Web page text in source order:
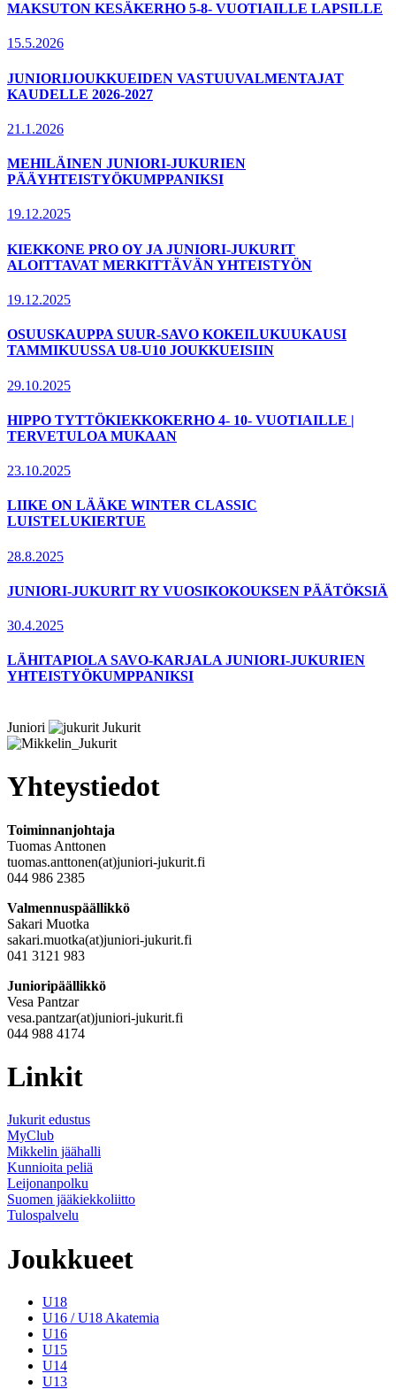
MAKSUTON KESÄKERHO 5-8- VUOTIAILLE LAPSILLE
15.5.2026
JUNIORIJOUKKUEIDEN VASTUUVALMENTAJAT
KAUDELLE 2026-2027
21.1.2026
MEHILÄINEN JUNIORI-JUKURIEN
PÄÄYHTEISTYÖKUMPPANIKSI
19.12.2025
KIEKKONE PRO OY JA JUNIORI-JUKURIT
ALOITTAVAT MERKITTÄVÄN YHTEISTYÖN
19.12.2025
OSUUSKAUPPA SUUR-SAVO KOKEILUKUUKAUSI
TAMMIKUUSSA U8-U10 JOUKKUEISIIN
29.10.2025
HIPPO TYTTÖKIEKKOKERHO 4- 10- VUOTIAILLE |
TERVETULOA MUKAAN
23.10.2025
LIIKE ON LÄÄKE WINTER CLASSIC
LUISTELUKIERTUE
28.8.2025
JUNIORI-JUKURIT RY VUOSIKOKOUKSEN PÄÄTÖKSIÄ
30.4.2025
LÄHITAPIOLA SAVO-KARJALA JUNIORI-JUKURIEN
YHTEISTYÖKUMPPANIKSI
Juniori Jukurit
Yhteystiedot
Toiminnanjohtaja
Tuomas Anttonen
tuomas.anttonen(at)juniori-jukurit.fi
044 986 2385
Valmennuspäällikkö
Sakari Muotka
sakari.muotka(at)juniori-jukurit.fi
041 3121 983
Junioripäällikkö
Vesa Pantzar
vesa.pantzar(at)juniori-jukurit.fi
044 988 4174
Linkit
Jukurit edustus
MyClub
Mikkelin jäähalli
Kunnioita peliä
Leijonanpolku
Suomen jääkiekkoliitto
Tulospalvelu
Joukkueet
U18
U16 / U18 Akatemia
U16
U15
U14
U13